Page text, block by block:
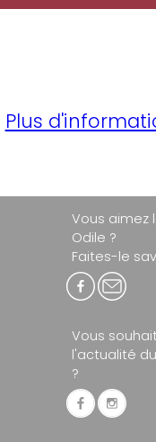
Plus
Vous aimez
Odile ?
Faites-le
Vous
l'actualité
?